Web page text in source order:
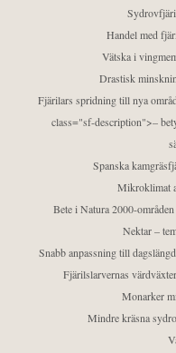
Handel med
Vätska i
Drastisk
Fjärilars spridning till nya
class="sf-description">–
Spanska
Mikroklimat
Bete i Natura 2000-
Nektar –
Snabb anpassning till
Fjärilslarvernas
Monarker
Mindre kräsna